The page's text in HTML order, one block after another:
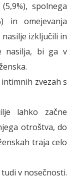
spolnega
in omejevanja
nasilje izključili in
nasilja, bi ga v
zvezah s
lahko začne
otroštva, do
traja celo
v nosečnosti.